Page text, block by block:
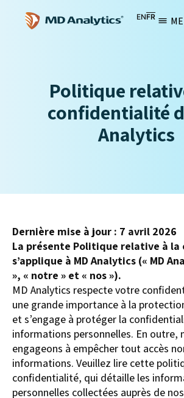
ENFR
Politique
confidentialité
Analytics
Dernière mise à jour : 7 avril 2026
La présente Politique relative à
s’applique à MD Analytics (« MD
», « notre » et « nos »).
MD Analytics respecte votre
une grande importance à la
et s’engage à protéger la
informations personnelles. En outre,
engageons à empêcher tout accès
informations. Veuillez lire cette
confidentialité, qui détaille les
personnelles collectées auprès de